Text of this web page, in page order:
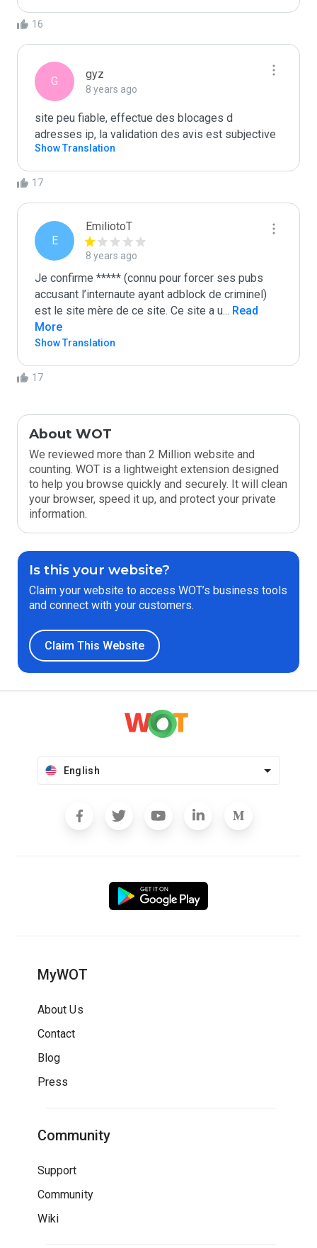
16
G
gyz
8 years ago
site peu fiable, effectue des blocages d
adresses ip, la validation des avis est subjective
Show Translation
17
E
EmiliotoT
8 years ago
Je confirme ***** (connu pour forcer ses pubs
accusant l’internaute ayant adblock de criminel)
est le site mère de ce site. Ce site a u... Read
More
Show Translation
17
About WOT
We reviewed more than 2 Million website and
counting. WOT is a lightweight extension designed
to help you browse quickly and securely. It will clean
your browser, speed it up, and protect your private
information.
Is this your website?
Claim your website to access WOT’s business tools
and connect with your customers.
Claim This Website
English
MyWOT
About Us
Contact
Blog
Press
Community
Support
Community
Wiki